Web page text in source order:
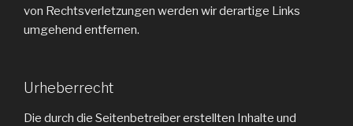
von Rechtsverletzungen werden wir derartige Links
umgehend entfernen.
Urheberrecht
Die durch die Seitenbetreiber erstellten Inhalte und